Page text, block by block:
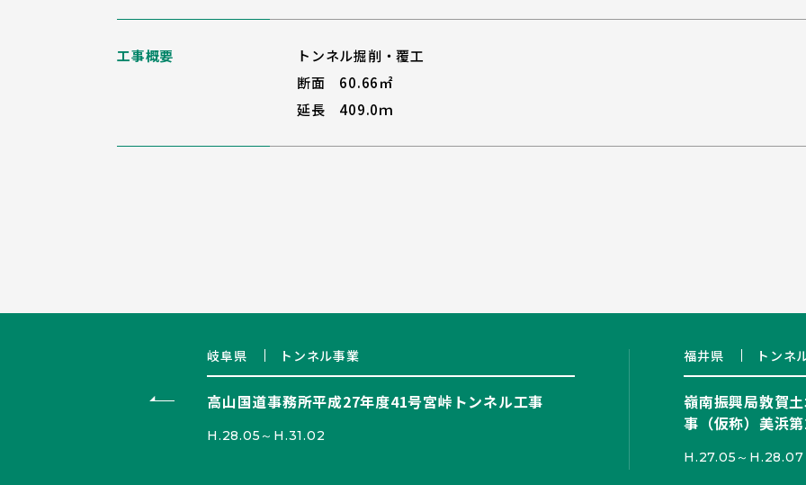
工事概要
トンネル掘削・覆工
断面 60.66㎡
延長 409.0ｍ
岐阜県 トンネル事業
高山国道事務所平成27年度41号宮峠トンネル工事
H.28.05～H.31.02
福井県 トンネ
嶺南振興局敦賀
事（仮称）美浜
H.27.05～H.28.07